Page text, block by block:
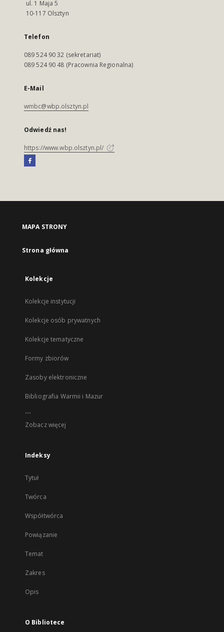
ul. 1 Maja 5
10-117 Olsztyn
Telefon
089 524 90 32 (sekretariat)
089 524 90 48 (Pracownia Regionalna)
E-Mail
wmbc@wbp.olsztyn.pl
Odwiedź nas!
https://www.wbp.olsztyn.pl/
MAPA STRONY
Strona główna
Kolekcje
Kolekcje instytucji
Kolekcje osób prywatnych
Kolekcje tematyczne
Formy zbiorów
Zasoby elektroniczne
Bibliografia Warmii i Mazur
...
Zobacz więcej
Indeksy
Tytuł
Twórca
Współtwórca
Powiązanie
Temat
Zakres
Opis
O Bibliotece